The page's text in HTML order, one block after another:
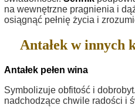
na wewnętrzne pragnienia i
osiągnąć pełnię życia i
Antałek w innych
Antałek pełen wina
Symbolizuje obfitość i
nadchodzące chwile radości i